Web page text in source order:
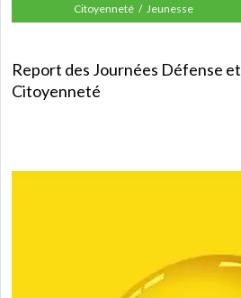
Citoyenneté Jeunesse
Report des Journées Défense et
Citoyenneté